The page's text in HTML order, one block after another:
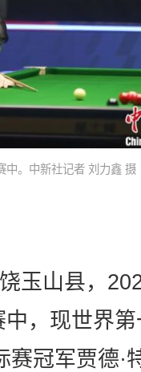
中。中新社记者 刘力鑫 摄
山县，
，现世界
赛冠军贾德·